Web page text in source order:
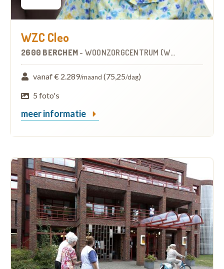
WZC Cleo
2600 BERCHEM - WOONZORGCENTRUM (WZC)
vanaf € 2.289/maand (75,25/dag)
5 foto's
meer informatie